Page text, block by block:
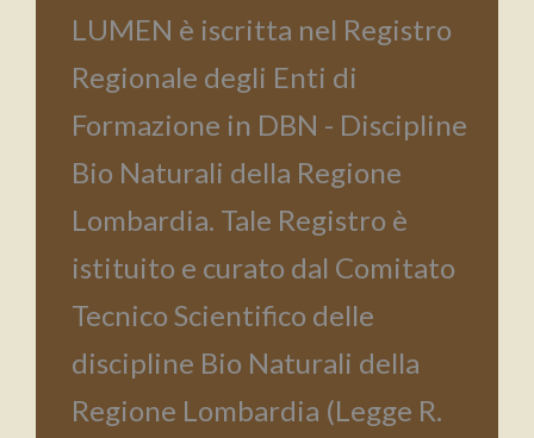
LUMEN è iscritta nel Registro
Regionale degli Enti di
Formazione in DBN - Discipline
Bio Naturali della Regione
Lombardia. Tale Registro è
istituito e curato dal Comitato
Tecnico Scientifico delle
discipline Bio Naturali della
Regione Lombardia (Legge R.